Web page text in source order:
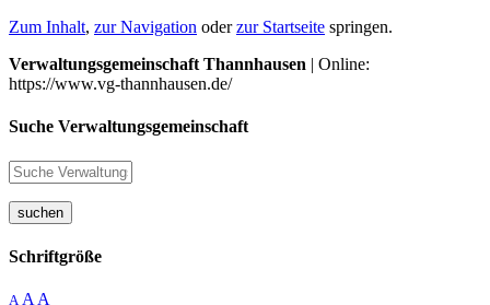
Zum Inhalt, zur Navigation oderzur Startseite springen.
Verwaltungsgemeinschaft Thannhausen | Online:
https://www.vg-thannhausen.de/
Suche Verwaltungsgemeinschaft
suchen
Schriftgröße
A A A